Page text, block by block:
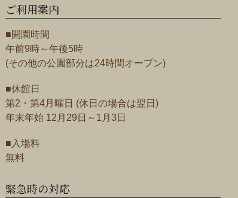
ご利用案内
■開園時間
午前9時～午後5時
(その他の公園部分は24時間オープン)
■休館日
第2・第4月曜日 (休日の場合は翌日)
年末年始 12月29日～1月3日
■入場料
無料
緊急時の対応